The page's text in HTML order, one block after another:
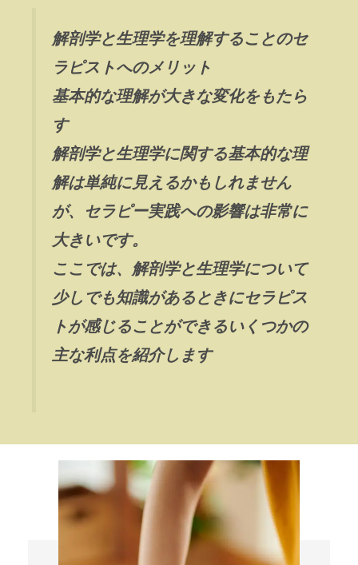
解剖学と生理学を理解することのセ
ラピストへのメリット
基本的な理解が大きな変化をもたら
す
解剖学と生理学に関する基本的な理
解は単純に見えるかもしれません
が、セラピー実践への影響は非常に
大きいです。
ここでは、解剖学と生理学について
少しでも知識があるときにセラピス
トが感じることができるいくつかの
主な利点を紹介します